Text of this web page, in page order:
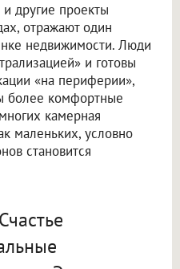
и другие проекты
отражают один
недвижимости. Люди
и готовы
«на периферии»,
более комфортные
камерная
маленьких, условно
становится